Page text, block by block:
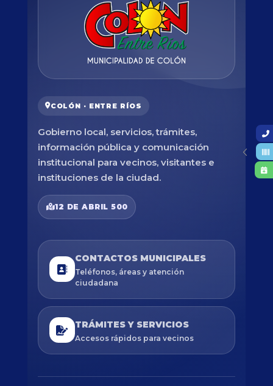
COLÓN · ENTRE RÍOS
Gobierno local, servicios, trámites,
información pública y comunicación
institucional para vecinos, visitantes e
instituciones de la ciudad.
12 DE ABRIL 500
CONTACTOS MUNICIPALES
Teléfonos, áreas y atención
ciudadana
TRÁMITES Y SERVICIOS
Accesos rápidos para vecinos